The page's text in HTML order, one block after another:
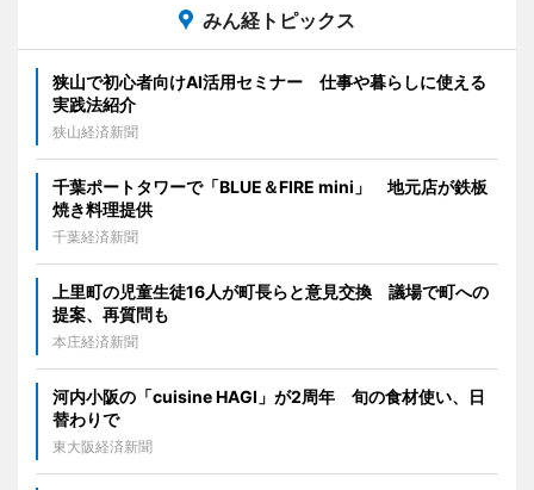
みん経トピックス
狭山で初心者向けAI活用セミナー 仕事や暮らしに使える
実践法紹介
狭山経済新聞
千葉ポートタワーで「BLUE＆FIRE mini」 地元店が鉄板
焼き料理提供
千葉経済新聞
上里町の児童生徒16人が町長らと意見交換 議場で町への
提案、再質問も
本庄経済新聞
河内小阪の「cuisine HAGI」が2周年 旬の食材使い、日
替わりで
東大阪経済新聞